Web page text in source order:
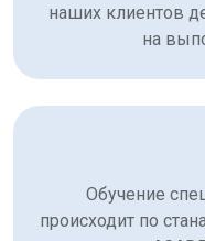
наших клиентов
на
Обучение
происходит по